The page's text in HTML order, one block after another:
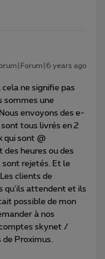
years ago
ne signifie pas
sommes une
envoyons des e-
tous livrés en 2
qui sont @
heures ou des
rejetés. Et le
clients de
qu'ils attendent et ils
possible de mon
à nos
skynet /
de Proximus.